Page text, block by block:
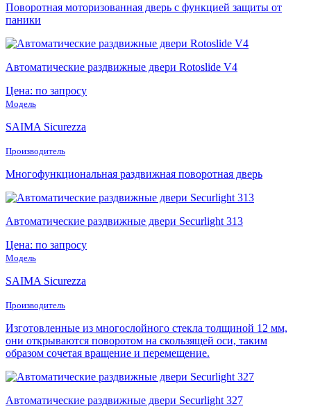
Поворотная моторизованная дверь с функцией защиты от
паники
Автоматические раздвижные двери Rotoslide V4
Цена: по запросу
Модель
SAIMA Sicurezza
Производитель
Многофункциональная раздвижная поворотная дверь
Автоматические раздвижные двери Securlight 313
Цена: по запросу
Модель
SAIMA Sicurezza
Производитель
Изготовленные из многослойного стекла толщиной 12 мм,
они открываются поворотом на скользящей оси, таким
образом сочетая вращение и перемещение.
Автоматические раздвижные двери Securlight 327